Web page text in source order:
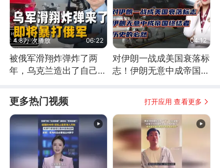
4.8万 次播放 06:22
被俄军滑翔炸弹炸了两
年，乌克兰造出了自己
04:12
对伊朗一战成美国衰落标
志！伊朗无意中成帝国终
更多热门视频 打开应用 查看更多